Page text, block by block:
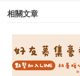
相關文章